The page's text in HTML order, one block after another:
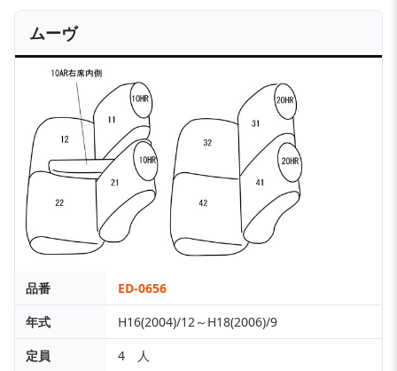
ムーヴ
品番
ED-0656
年式
H16(2004)/12～H18(2006)/9
定員
4 人